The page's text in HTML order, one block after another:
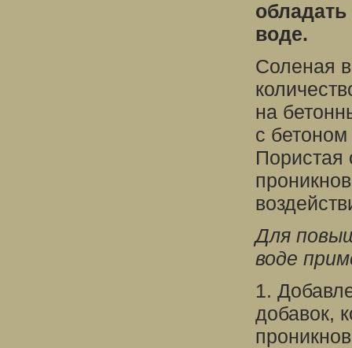
воде.
Соленая
на
с
Пористая
Для
воде
1.
добавок,